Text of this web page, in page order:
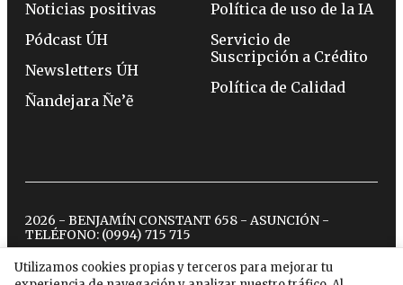
Utilizamos cookies propias y terceros para mejorar tu
Noticias positivas
Pódcast ÚH
Newsletters ÚH
Ñandejara Ñe’ẽ
Política de uso de la IA
Servicio de
Suscripción a Crédito
Política de Calidad
2026 - BENJAMÍN CONSTANT 658 - ASUNCIÓN -
TELÉFONO: (0994) 715 715